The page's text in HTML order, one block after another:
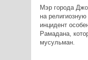
Мэр города
на
инцидент
Рамадана,
мусульман.